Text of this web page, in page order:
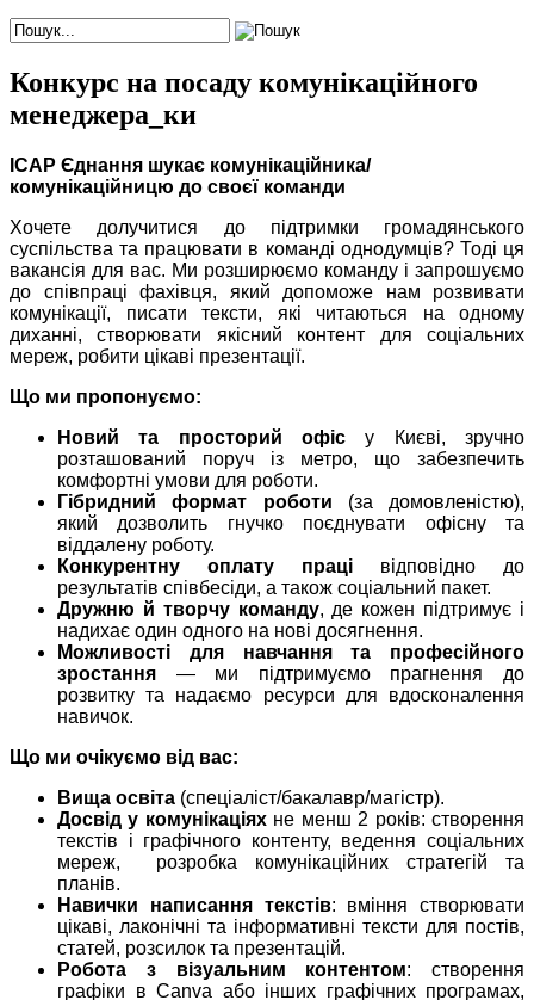
Конкурс на посаду комунікаційного
менеджера_ки
ІСАР Єднання шукає комунікаційника/
комунікаційницю до своєї команди
Хочете долучитися до підтримки громадянського
суспільства та працювати в команді однодумців? Тоді ця
вакансія для вас. Ми розширюємо команду і запрошуємо
до співпраці фахівця, який допоможе нам розвивати
комунікації, писати тексти, які читаються на одному
диханні, створювати якісний контент для соціальних
мереж, робити цікаві презентації.
Що ми пропонуємо:
Новий та просторий офіс у Києві, зручно
розташований поруч із метро, що забезпечить
комфортні умови для роботи.
Гібридний формат роботи (за домовленістю),
який дозволить гнучко поєднувати офісну та
віддалену роботу.
Конкурентну оплату праці відповідно до
результатів співбесіди, а також соціальний пакет.
Дружню й творчу команду, де кожен підтримує і
надихає один одного на нові досягнення.
Можливості для навчання та професійного
зростання — ми підтримуємо прагнення до
розвитку та надаємо ресурси для вдосконалення
навичок.
Що ми очікуємо від вас:
Вища освіта (спеціаліст/бакалавр/магістр).
Досвіду комунікаціях не менш 2 років: створення
текстів і графічного контенту, ведення соціальних
мереж, розробка комунікаційних стратегій та
планів.
Навички написання текстів: вміння створювати
цікаві, лаконічні та інформативні тексти для постів,
статей, розсилок та презентацій.
Робота з візуальним контентом: створення
графіки в Canva або інших графічних програмах,